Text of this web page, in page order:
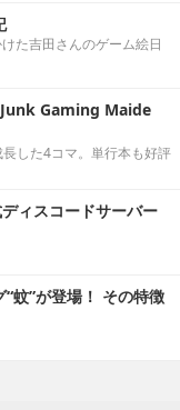
た吉田さんのゲーム絵日
Junk Gaming Maide
した4コマ。単行本も好評
ィスコードサーバー
“蚊”が登場！ その特徴